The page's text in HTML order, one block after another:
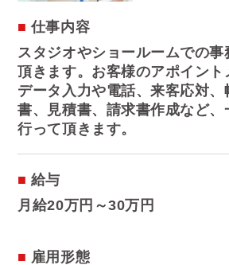
仕事内容
スタジオやショールームでの事
頂きます。お客様のアポイント
データ入力や電話、来客応対
書、見積書、請求書作成など、
行って頂きます。
給与
月給20万円～30万円
雇用形態